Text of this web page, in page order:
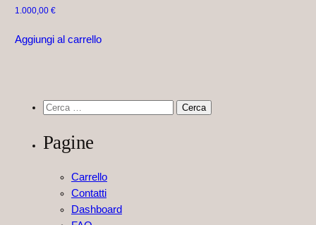
Ricerca
Pagine
Carrello
Contatti
Dashboard
1.000,00 €
Aggiungi al carrello